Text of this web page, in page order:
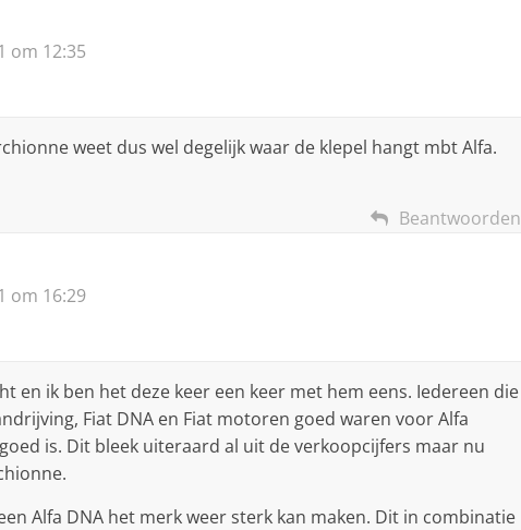
om 12:35
weet dus wel degelijk waar de klepel hangt mbt Alfa.
Beantwoorden
om 16:29
en ik ben het deze keer een keer met hem eens. Iedereen die
Fiat DNA en Fiat motoren goed waren voor Alfa
is. Dit bleek uiteraard al uit de verkoopcijfers maar nu
Alfa DNA het merk weer sterk kan maken. Dit in combinatie